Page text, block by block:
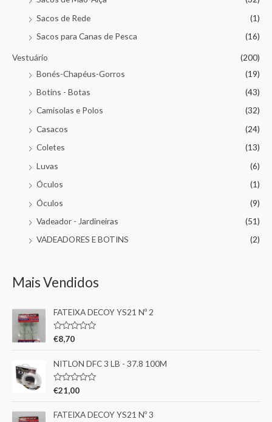
Sacos de Rede
(1)
Sacos para Canas de Pesca
(16)
Vestuário
(200)
Bonés-Chapéus-Gorros
(19)
Botins - Botas
(43)
Camisolas e Polos
(32)
Casacos
(24)
Coletes
(13)
Luvas
(6)
Óculos
(1)
Óculos
(9)
Vadeador - Jardineiras
(51)
VADEADORES E BOTINS
(2)
Mais Vendidos
FATEIXA DECOY YS21 Nº 2
A
l
i
a
ã
d
€8,70
NITLON DFC 3 LB - 37.8 100M
A
l
€21,00
FATEIXA DECOY YS21 Nº 3